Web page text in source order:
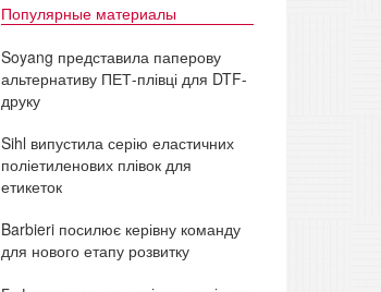
Популярные материалы
Soyang представила паперову
альтернативу ПЕТ-плівці для DTF-
друку
Sihl випустила серію еластичних
поліетиленових плівок для
етикеток
Barbieri посилює керівну команду
для нового етапу розвитку